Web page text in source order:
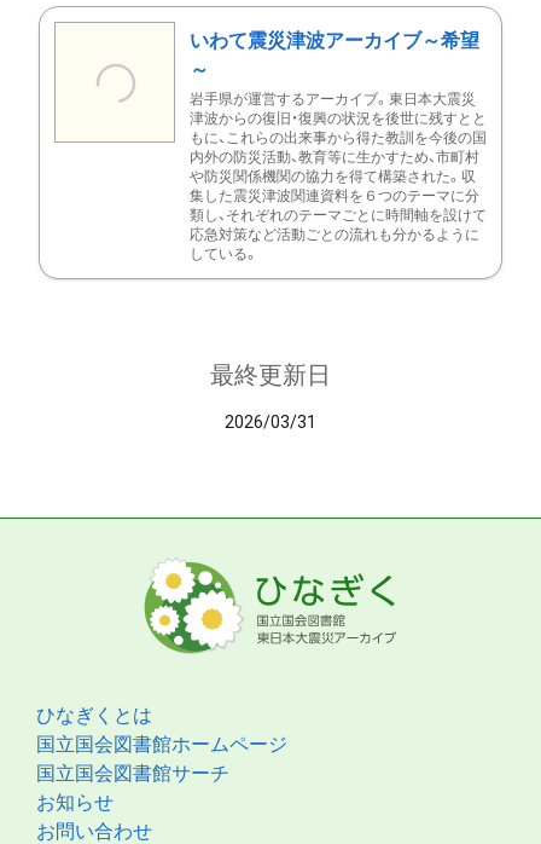
いわて震災津波アーカイブ～希望
～
岩手県が運営するアーカイブ。東日本大震災
津波からの復旧・復興の状況を後世に残すとと
もに、これらの出来事から得た教訓を今後の国
内外の防災活動、教育等に生かすため、市町村
や防災関係機関の協力を得て構築された。収
集した震災津波関連資料を６つのテーマに分
類し、それぞれのテーマごとに時間軸を設けて
応急対策など活動ごとの流れも分かるように
している。
最終更新日
2026/03/31
ひなぎくとは
国立国会図書館ホームページ
国立国会図書館サーチ
お知らせ
お問い合わせ